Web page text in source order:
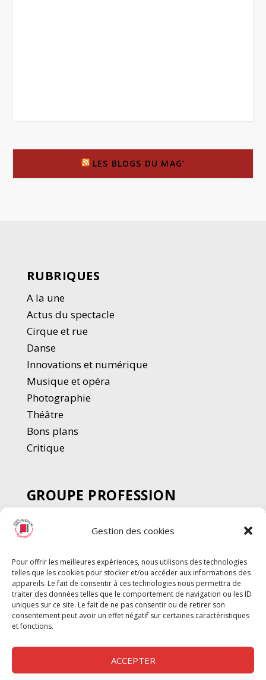
Gestion des cookies
Pour offrir les meilleures expériences, nous utilisons des technologies
telles que les cookies pour stocker et/ou accéder aux informations des
appareils. Le fait de consentir à ces technologies nous permettra de
traiter des données telles que le comportement de navigation ou les ID
uniques sur ce site. Le fait de ne pas consentir ou de retirer son
consentement peut avoir un effet négatif sur certaines caractéristiques
et fonctions.
ACCEPTER
LES BLOGS DU MAG’
RUBRIQUES
A la une
Actus du spectacle
Cirque et rue
Danse
Innovations et numérique
Musique et opéra
Photographie
Théâtre
Bons plans
Critique
GROUPE PROFESSION
SPECTACLE
Chèque Intermittents
Chèque Compta
Chèque Emploi Spectacle
G-Pods
Profession Audio-visuel